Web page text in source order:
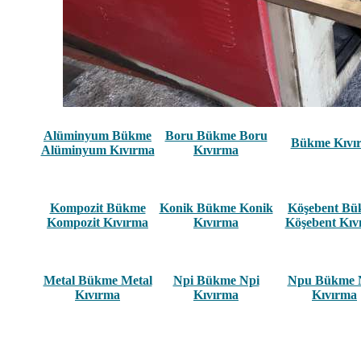
Alüminyum Bükme
Alüminyum Kıvırma
Boru Bükme Boru
Kıvırma
Bükme
Kompozit Bükme
Kompozit Kıvırma
Konik Bükme Konik
Kıvırma
Köşebent
Köşebent
Metal Bükme Metal
Kıvırma
Npi Bükme Npi
Kıvırma
Npu Bükme
Kıvırma